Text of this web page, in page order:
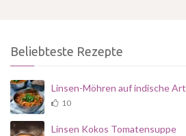
Beliebteste Rezepte
Linsen-Möhren auf indische Art
10
Linsen Kokos Tomatensuppe